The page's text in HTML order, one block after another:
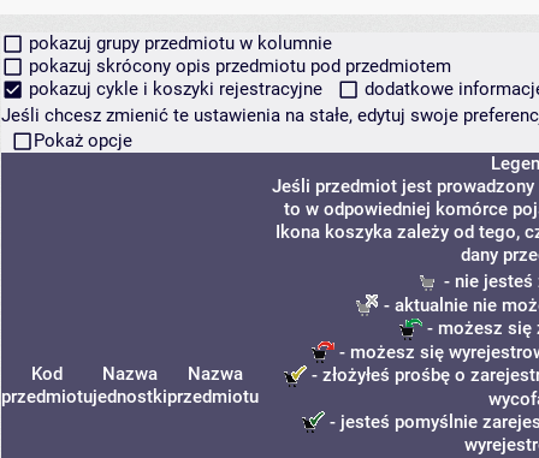
pokazuj grupy przedmiotu w kolumnie
pokazuj skrócony opis przedmiotu pod przedmiotem
pokazuj cykle i koszyki rejestracyjne
dodatkowe
Jeśli chcesz zmienić te ustawienia na stałe, edytuj swoje
Pokaż opcje
Kod
przedmiotu
Nazwa
jednostki
Nazwa
przedmiotu
Jeśli przedmiot jest prowadzony
to w odpowiedniej komórce
Ikona koszyka zależy od tego,
dany
- nie jesteś
- aktualnie nie
- możesz się
- możesz się
- złożyłeś prośbę o
- jesteś pomyślnie